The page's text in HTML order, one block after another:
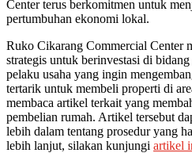
Center terus berkomitmen untuk
pertumbuhan ekonomi lokal.
Ruko Cikarang Commercial Center
strategis untuk berinvestasi di
pelaku usaha yang ingin
tertarik untuk membeli properti di
membaca artikel terkait yang
pembelian rumah. Artikel tersebut
lebih dalam tentang prosedur yang
lebih lanjut, silakan kunjungi artikel